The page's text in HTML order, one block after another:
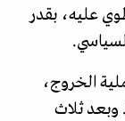
عليه، بقدر
الخروج،
المعروفة بالمادة 50، في 29 مارس/آذار 2017. وبعد ثلاث